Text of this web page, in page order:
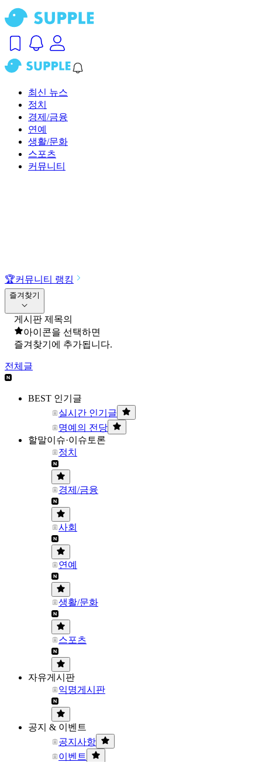
최신 뉴스
정치
경제/금융
연예
생활/문화
스포츠
커뮤니티
🏆커뮤니티 랭킹
즐겨찾기
게시판 제목의
아이콘을 선택하면
즐겨찾기에 추가됩니다.
전체글
BEST 인기글
실시간 인기글
명예의 전당
할말이슈·이슈토론
정치
경제/금융
사회
연예
생활/문화
스포츠
자유게시판
익명게시판
공지 & 이벤트
공지사항
이벤트